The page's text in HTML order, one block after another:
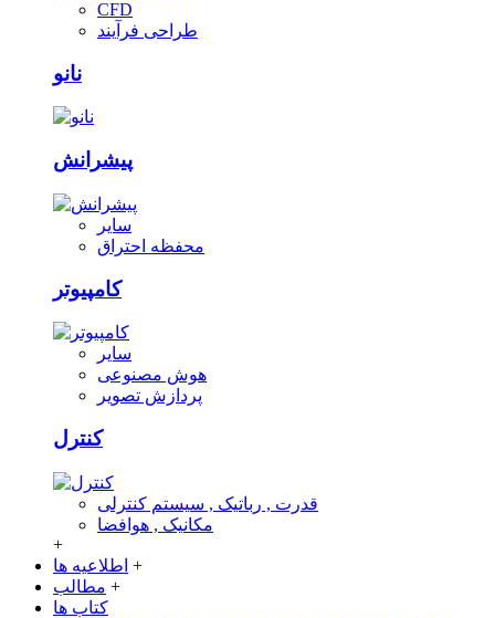
CFD
طراحی فرآیند
نانو
پیشرانش
سایر
محفظه احتراق
کامپیوتر
سایر
هوش مصنوعی
پردازش تصویر
کنترل
قدرت , رباتیک , سیستم کنترلی
مکانیک , هوافضا
+
اطلاعیه ها +
مطالب +
کتاب ها